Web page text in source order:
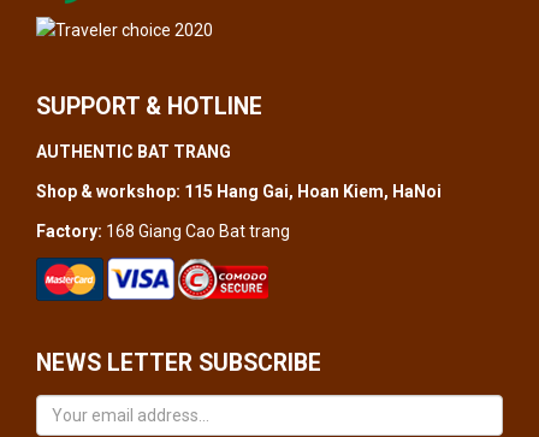
SUPPORT & HOTLINE
AUTHENTIC BAT TRANG
Shop & workshop: 115 Hang Gai, Hoan Kiem, HaNoi
Factory: 168 Giang Cao Bat trang
NEWS LETTER SUBSCRIBE